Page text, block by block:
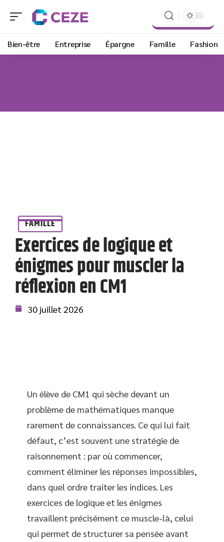
Bien-être Entreprise Épargne Famille Fashion
FAMILLE
Exercices de logique et
énigmes pour muscler la
réflexion en CM1
30 juillet 2026
Un élève de CM1 qui sèche devant un
problème de mathématiques manque
rarement de connaissances. Ce qui lui fait
défaut, c’est souvent une stratégie de
raisonnement : par où commencer,
comment éliminer les réponses impossibles,
dans quel ordre traiter les indices. Les
exercices de logique et les énigmes
travaillent précisément ce muscle-là, celui
qui permet de structurer sa pensée avant